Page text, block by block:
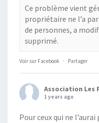
Ce problème vient
propriétaire ne l’a
de personnes, a
supprimé.
Voir sur Facebook · Partager
Association Les
1 years ago
Pour ceux qui ne